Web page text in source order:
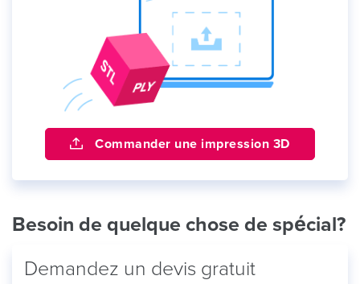
Commander une impression 3D
Besoin de quelque chose de spécial?
Demandez un devis gratuit